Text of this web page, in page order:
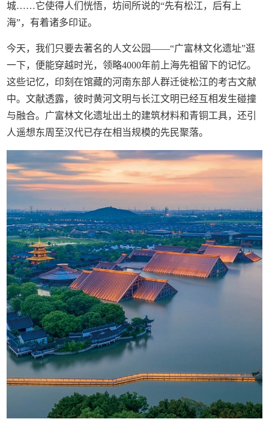
城……它使得人们恍悟，坊间所说的“先有松江，后有上
海”，有着诸多印证。
今天，我们只要去著名的人文公园——“广富林文化遗址”逛
一下，便能穿越时光，领略4000年前上海先祖留下的记忆。
这些记忆，印刻在馆藏的河南东部人群迁徙松江的考古文献
中。文献透露，彼时黄河文明与长江文明已经互相发生碰撞
与融合。广富林文化遗址出土的建筑材料和青铜工具，还引
人遥想东周至汉代已存在相当规模的先民聚落。